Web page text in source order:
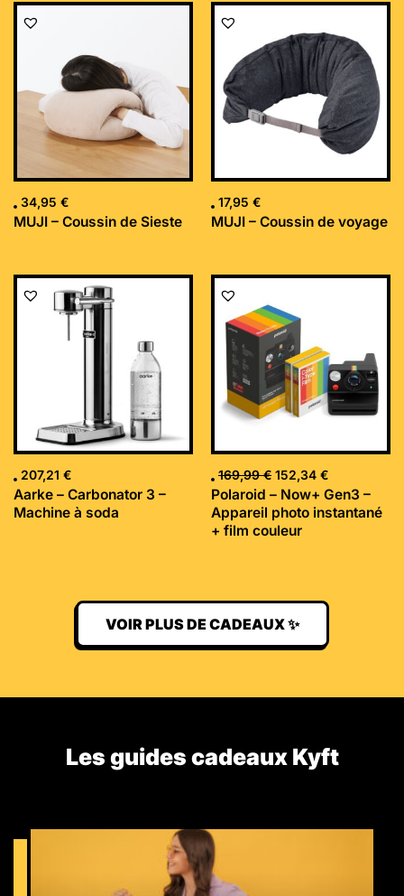
34,95 €
MUJI – Coussin de Sieste
17,95 €
MUJI – Coussin de voyage
207,21 €
Aarke – Carbonator 3 –
Machine à soda
169,99€
Le
initial
était :
169,99 €.
152,34 €
Le
Polaroid – Now+ Gen3 –
Appareil photo instantané
+ film couleur
VOIR PLUS DE CADEAUX ✨
Les guides cadeaux Kyft​